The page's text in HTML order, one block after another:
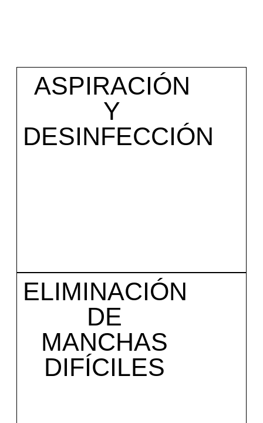
ASPIRACIÓN
Y
DESINFECCIÓN
ELIMINACIÓN
DE
MANCHAS
DIFÍCILES